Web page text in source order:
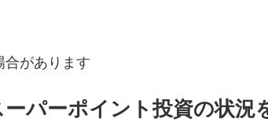
があります
パーポイント投資の状況